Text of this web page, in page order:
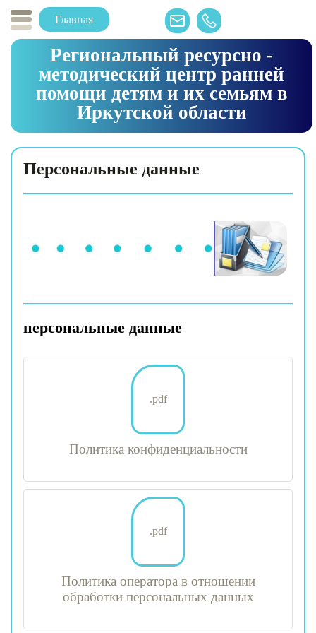
Главная
Региональный ресурсно -
методический центр ранней
помощи детям и их семьям в
Иркутской области
Персональные данные
персональные данные
.pdf
Политика конфиденциальности
.pdf
Политика оператора в отношении
обработки персональных данных